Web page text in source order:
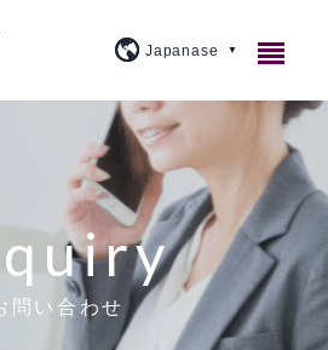
ド
出備品
イニングウルバーノ
ング 廚洊
問い合わせ